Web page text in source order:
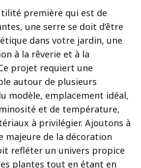
première qui est de
une serre se doit d’être
dans votre jardin, une
à la rêverie et à la
projet requiert une
autour de plusieurs
modèle, emplacement idéal,
et de température,
à privilégier. Ajoutons à
majeure de la décoration
refléter un univers propice
plantes tout en étant en